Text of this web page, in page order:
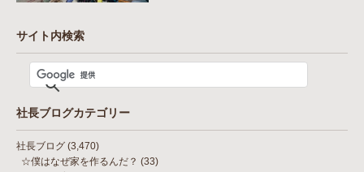
サイト内検索
社長ブログカテゴリー
社長ブログ (3,470)
☆僕はなぜ家を作るんだ？ (33)